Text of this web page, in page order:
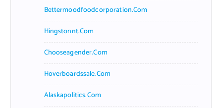
Bettermoodfoodcorporation.com
Hingstonnt.com
Chooseagender.com
Hoverboardssale.com
Alaskapolitics.com